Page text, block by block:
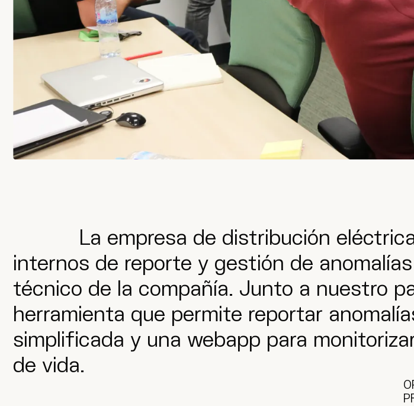
La empresa de distribución
internos de reporte y gestión de
técnico de la compañía. Junto a nuestro
herramienta que permite reportar
simplificada y una webapp para
de vida.